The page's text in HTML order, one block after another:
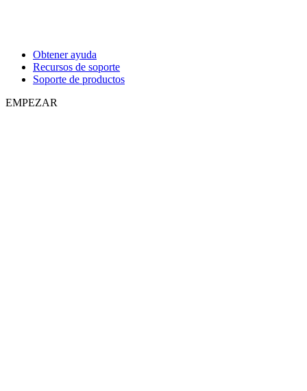
Obtener ayuda
Recursos de soporte
Soporte de productos
EMPEZAR